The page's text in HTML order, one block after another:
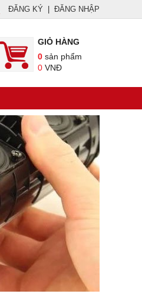
ĐĂNG KÝ ĐĂNG NHẬP
GIỎ HÀNG
0 sản phẩm
0 VNĐ